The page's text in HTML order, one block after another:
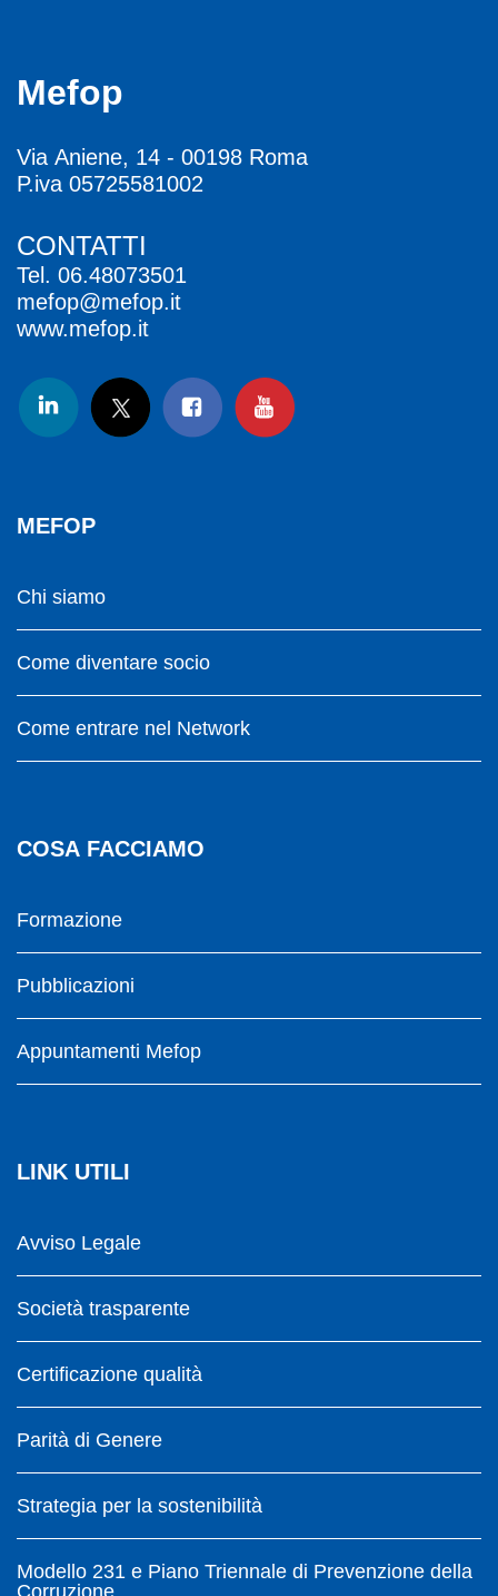
Mefop
Via Aniene, 14 - 00198 Roma
P.iva 05725581002
CONTATTI
Tel. 06.48073501
mefop@mefop.it
www.mefop.it
MEFOP
Chi siamo
Come diventare socio
Come entrare nel Network
COSA FACCIAMO
Formazione
Pubblicazioni
Appuntamenti Mefop
LINK UTILI
Avviso Legale
Società trasparente
Certificazione qualità
Parità di Genere
Strategia per la sostenibilità
Modello 231 e Piano Triennale di Prevenzione della